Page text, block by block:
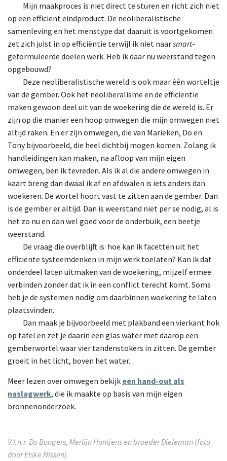
Mijn maakproces is niet direct te sturen en richt zich niet
op een efficiënt eindproduct. De neoliberalistische
samenleving en het menstype dat daaruit is voortgekomen
zet zich juist in op efficiëntie terwijl ik niet naarsmart-
geformuleerde doelen werk. Heb ik daar nu weerstand tegen
opgebouwd?
Deze neoliberalistische wereld is ook maar één worteltje
van de gember. Ook het neoliberalisme en de efficiëntie
maken gewoon deel uit van de woekering die de wereld is. Er
zijn op die manier een hoop omwegen die mijn omwegen niet
altijd raken. En er zijn omwegen, die van Marieken, Do en
Tony bijvoorbeeld, die heel dichtbij mogen komen. Zolang ik
handleidingen kan maken, na afloop van mijn eigen
omwegen, ben ik tevreden. Als ik al die andere omwegen in
kaart breng dan dwaal ik af en afdwalen is iets anders dan
woekeren. De wortel hoort vast te zitten aan de gember. Dan
is de gember er altijd. Dan is weerstand niet per se nodig, al is
het zo nu en dan wel goed voor de onderbuik, een beetje
weerstand.
De vraag die overblijft is: hoe kan ik facetten uit het
efficiënte systeemdenken in mijn werk toelaten? Kan ik dat
onderdeel laten uitmaken van de woekering, mijzelf ermee
verbinden zonder dat ik in een conflict terecht komt. Soms
heb je de systemen nodig om daarbinnen woekering te laten
plaatsvinden.
Dan maak je bijvoorbeeld met plakband een vierkant hok
op tafel en zet je daarin een glas water met daarop een
gemberwortel waar vier tandenstokers in zitten. De gember
groeit in het licht, boven het water.
Meer lezen over omwegen bekijk een hand-out als
naslagwerk, die ik maakte op basis van mijn eigen
bronnenonderzoek.
V.l.n.r. Do Bongers, Merlijn Huntjens en broeder Dieleman (foto
door Elske Nissen)